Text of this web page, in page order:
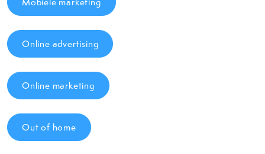
Online advertising
Online marketing
Out of home